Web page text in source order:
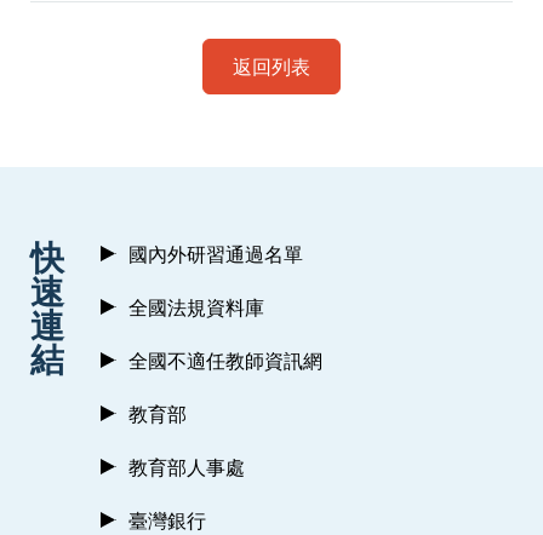
返回列表
快
速
連
結
國內外研習通過名單
全國法規資料庫
全國不適任教師資訊網
教育部
教育部人事處
臺灣銀行